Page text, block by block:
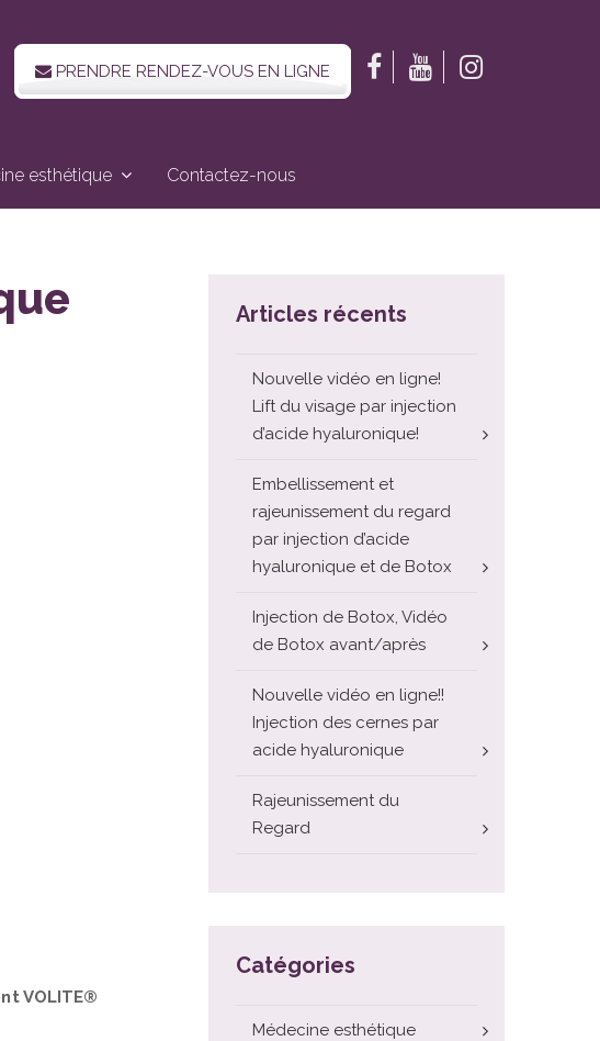
PRENDRE RENDEZ-VOUS EN LIGNE
esthétique Contactez-nous
VOLITE®
Articles récents
Nouvelle vidéo en ligne!
Lift du visage par injection
d’acide hyaluronique!
Embellissement et
rajeunissement du regard
par injection d’acide
hyaluronique et de Botox
Injection de Botox, Vidéo
de Botox avant/après
Nouvelle vidéo en ligne!!
Injection des cernes par
acide hyaluronique
Rajeunissement du
Regard
Catégories
Médecine esthétique